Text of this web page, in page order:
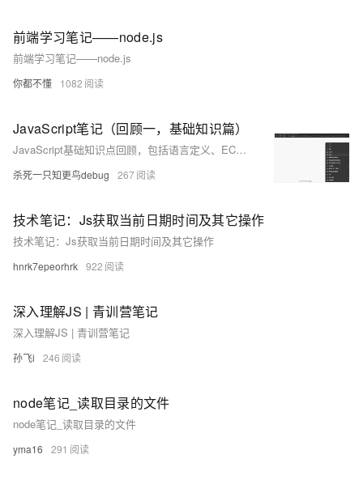
前端学习笔记——node.js
前端学习笔记——node.js
你都不懂 1082
JavaScript笔记（回顾一，基础知识篇）
JavaScript基础知识点回顾，包括语言定义、ECMAScript规范、字面量、变量声明、操作符、关键字、注释、流程控制语句、数据类型、类型转换和引用数据类型等。
杀死一只知更鸟debug 267
技术笔记：Js获取当前日期时间及其它操作
技术笔记：Js获取当前日期时间及其它操作
hnrk7epeorhrk 922
深入理解JS | 青训营笔记
深入理解JS | 青训营笔记
孙飞i 246
node笔记_读取目录的文件
node笔记_读取目录的文件
yma16 291